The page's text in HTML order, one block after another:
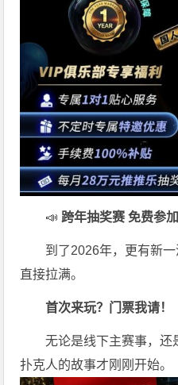
📣 跨年抽奖赛 免费参加
到了2026年，更有新一
直接拉满。
首次来玩？门票我请！
无论是线下主赛事，还
扑克人的故事才刚刚开始。